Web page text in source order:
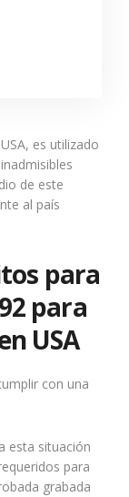
es utilizado
de este
al país
para
para
USA
con una
esta situación
para
grabada